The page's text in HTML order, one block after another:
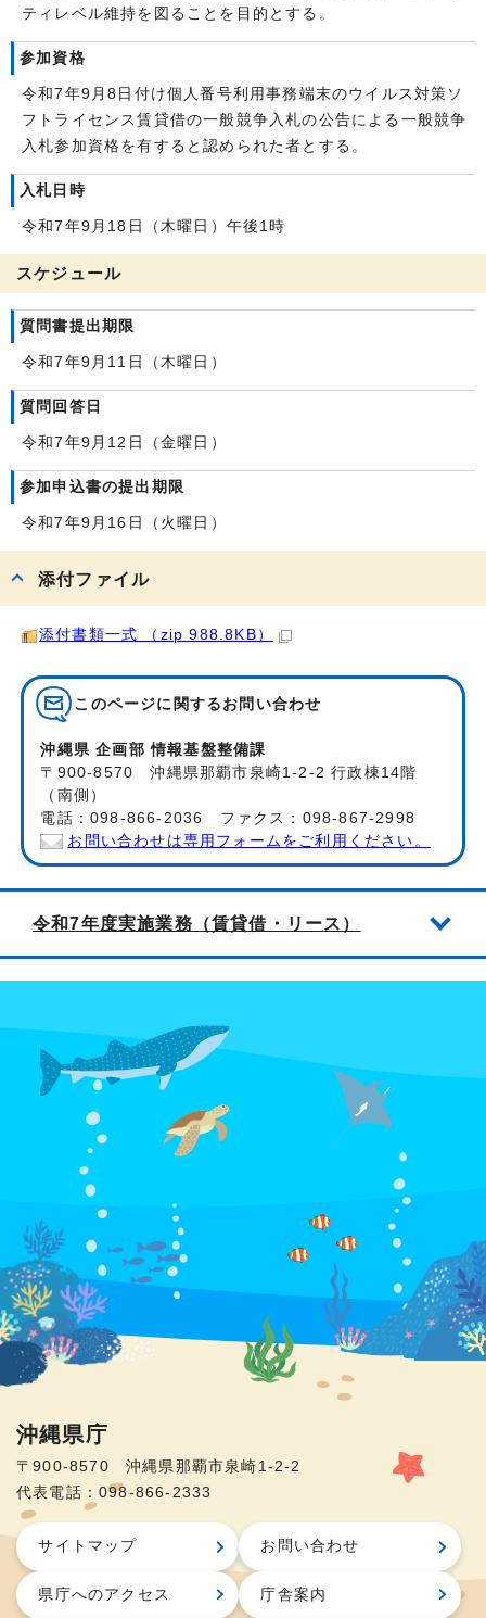
ティレベル維持を図ることを目的とする。
参加資格
令和7年9月8日付け個人番号利用事務端末のウイルス対策ソ
フトライセンス賃貸借の一般競争入札の公告による一般競争
入札参加資格を有すると認められた者とする。
入札日時
令和7年9月18日（木曜日）午後1時
スケジュール
質問書提出期限
令和7年9月11日（木曜日）
質問回答日
令和7年9月12日（金曜日）
参加申込書の提出期限
令和7年9月16日（火曜日）
添付ファイル
添付書類一式 （zip 988.8KB）
このページに関する お問い合わせ
沖縄県 企画部 情報基盤整備課
〒900-8570 沖縄県那覇市泉崎1-2-2 行政棟14階
（南側）
電話：098-866-2036 ファクス：098-867-2998
お問い合わせは専用フォームをご利用ください。
令和7年度実施業務（賃貸借・リース）
沖縄県庁
〒900-8570 沖縄県那覇市泉崎1-2-2
代表電話：098-866-2333
サイトマップ お問い合わせ
県庁へのアクセス 庁舎案内